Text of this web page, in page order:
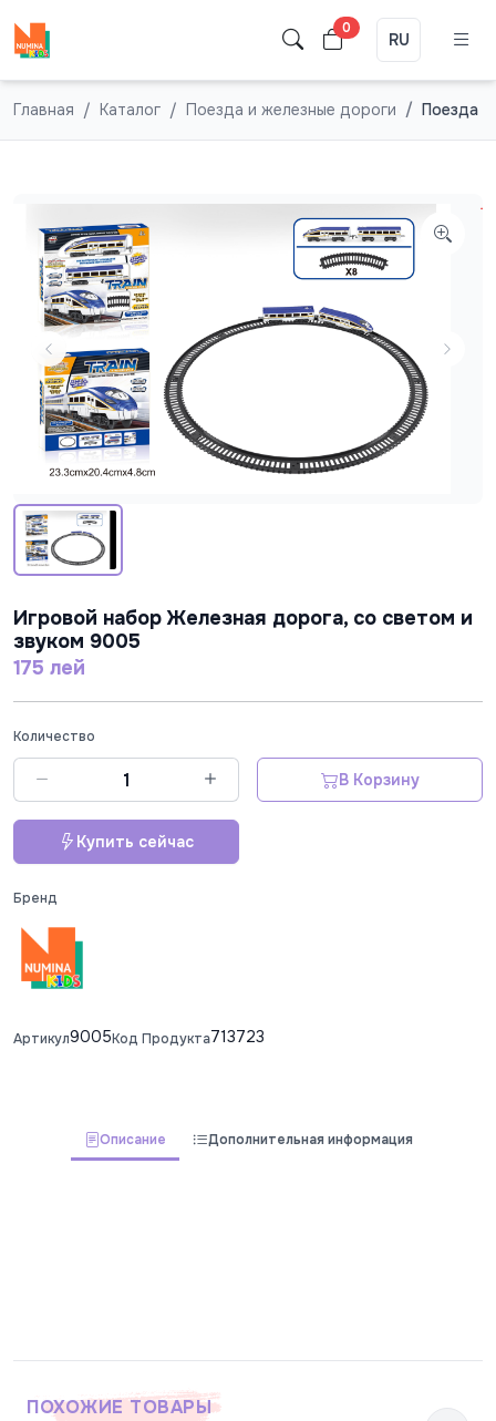
0
RU
Главная Каталог Поезда и железные дороги Поезда
Игровой набор Железная дорога, со светом и
звуком 9005
175 лей
Количество
В Корзину
Купить сейчас
Бренд
Артикул9005Код Продукта713723
Описание Дополнительная информация
ПОХОЖИЕ ТОВАРЫ